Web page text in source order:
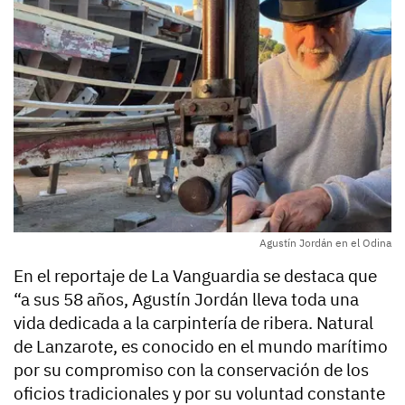
Agustín Jordán en el Odina
En el reportaje de La Vanguardia se destaca que
“a sus 58 años, Agustín Jordán lleva toda una
vida dedicada a la carpintería de ribera. Natural
de Lanzarote, es conocido en el mundo marítimo
por su compromiso con la conservación de los
oficios tradicionales y por su voluntad constante